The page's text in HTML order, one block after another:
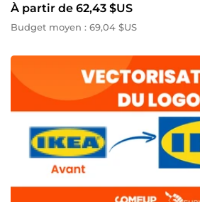
À partir de 62,43 $US
Budget moyen : 69,04 $US